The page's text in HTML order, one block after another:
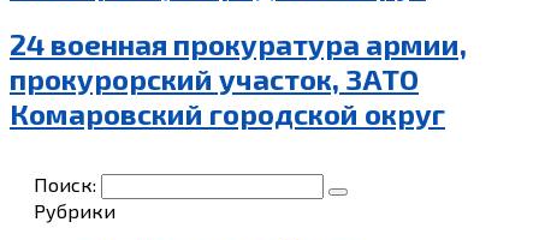
24 военная прокуратура армии,
прокурорский участок, ЗАТО
Комаровский городской округ
Поиск:
Рубрики